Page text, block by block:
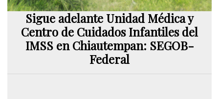
Sigue adelante Unidad Médica y
Centro de Cuidados Infantiles del
IMSS en Chiautempan: SEGOB-
Federal